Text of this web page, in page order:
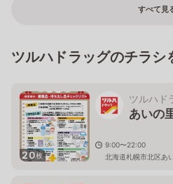
すべて見
ツルハドラッグのチラシ
20枚
ツルハド
あいの
9:00〜22:00
北海道札幌市北区あ